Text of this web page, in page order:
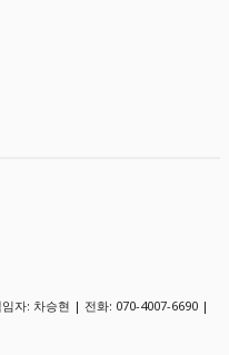
자: 차승현 | 전화: 070-4007-6690 |